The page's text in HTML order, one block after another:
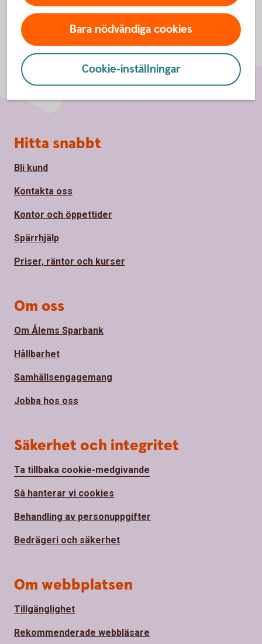
Bara nödvändiga cookies
Cookie-inställningar
Sidfot
Hitta snabbt
Bli kund
Kontakta oss
Kontor och öppettider
Spärrhjälp
Priser, räntor och kurser
Om oss
Om Ålems Sparbank
Hållbarhet
Samhällsengagemang
Jobba hos oss
Säkerhet och integritet
Ta tillbaka cookie-medgivande
Så hanterar vi cookies
Behandling av personuppgifter
Bedrägeri och säkerhet
Om webbplatsen
Tillgänglighet
Rekommenderade webbläsare